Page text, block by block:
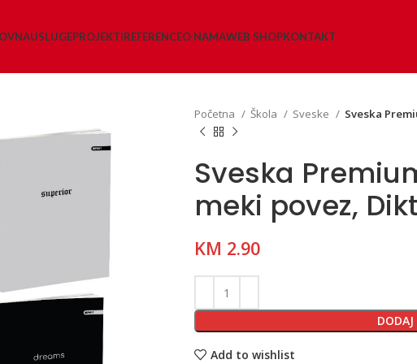
USLUGEPROJEKTIREFERENCEO NAMAWEB SHOPKONTAKT
Početna Škola Sveske Sveska
Sveska
meki povez,
KM 2.90
Add to wishlist